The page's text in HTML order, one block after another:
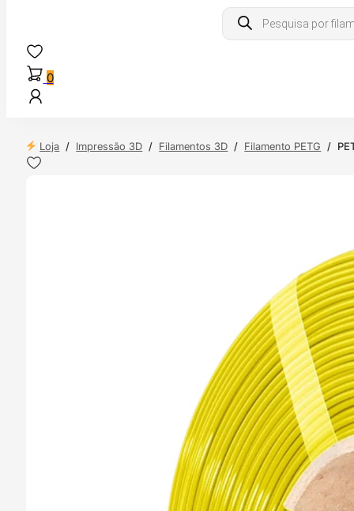
Products
search
0
Loja / Impressão 3D / Filamentos 3D / Filamento PETG /